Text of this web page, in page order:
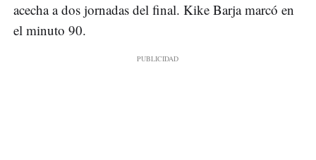
acecha a dos jornadas del final. Kike Barja marcó en
el minuto 90.